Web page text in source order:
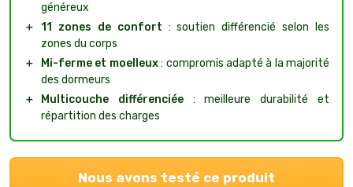
généreux
＋ 11 zones de confort : soutien différencié selon les
zones du corps
＋
Mi-ferme et moelleux: compromis adapté à la majorité
des dormeurs
＋
Multicouche différenciée: meilleure durabilité et
répartition des charges
Nous avons testé ce produit